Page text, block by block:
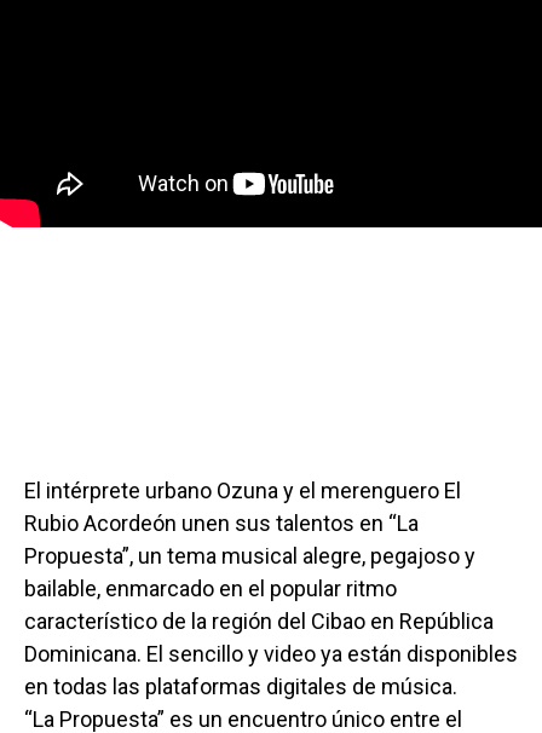
El intérprete urbano Ozuna y el merenguero El
Rubio Acordeón unen sus talentos en “La
Propuesta”, un tema musical alegre, pegajoso y
bailable, enmarcado en el popular ritmo
característico de la región del Cibao en República
Dominicana. El sencillo y video ya están disponibles
en todas las plataformas digitales de música.
“La Propuesta” es un encuentro único entre el